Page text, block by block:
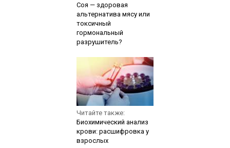
Соя — здоровая
альтернатива мясу или
токсичный
гормональный
разрушитель?
Читайте также:
Биохимический анализ
крови: расшифровка у
взрослых